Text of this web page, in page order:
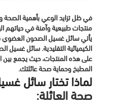
في ظل تزايد الوعي بأهمية الصحة
منتجات طبيعية وآمنة في حياتهم
يأتي سائل غسيل الصحون
الكيميائية التقليدية. سائل غسيل
على هذه المنتجات، حيث يجمع بين
المطبخ وحماية صحة عائلتك.
لماذا تختار سائل
صحة العائلة: